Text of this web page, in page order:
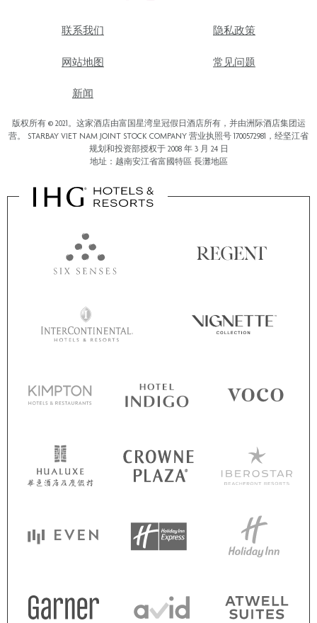
联系我们 隐私政策
网站地图 常见问题
新闻
版权所有 © 2021。这家酒店由富国星湾皇冠假日酒店所有，并由洲际酒店集团运
营。 STARBAY VIET NAM JOINT STOCK COMPANY 营业执照号 1700572981，经坚江省
规划和投资部授权于 2008 年 3 月 24 日
地址：越南安江省富國特區 長灘地區